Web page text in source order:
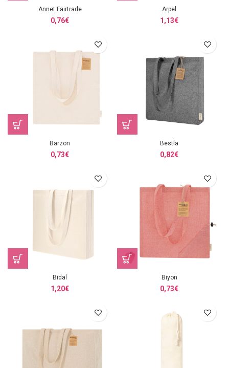
Annet Fairtrade
0,76€
Arpel
1,13€
Barzon
0,73€
Bestla
0,82€
Bidal
1,20€
Biyon
0,73€